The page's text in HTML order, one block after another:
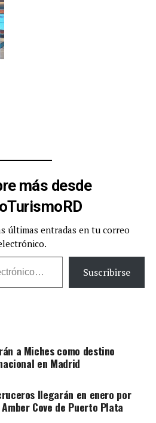
más desde
últimas entradas en tu correo
Suscribirse
a Miches como destino
en Madrid
llegarán en enero por
Cove de Puerto Plata